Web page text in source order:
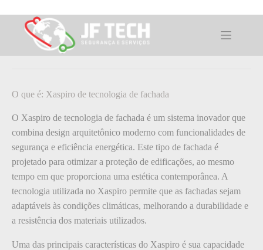
para
conteúdoO que é: Xaspiro de tecnologia de
fachada
O que é: Xaspiro de tecnologia de fachada
O Xaspiro de tecnologia de fachada é um sistema inovador que
combina design arquitetônico moderno com funcionalidades de
segurança e eficiência energética. Este tipo de fachada é
projetado para otimizar a proteção de edificações, ao mesmo
tempo em que proporciona uma estética contemporânea. A
tecnologia utilizada no Xaspiro permite que as fachadas sejam
adaptáveis às condições climáticas, melhorando a durabilidade e
a resistência dos materiais utilizados.
Uma das principais características do Xaspiro é sua capacidade